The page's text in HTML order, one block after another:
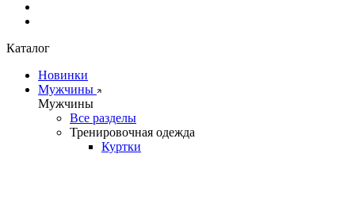
Каталог
Новинки
Мужчины
Мужчины
Все разделы
Тренировочная одежда
Куртки